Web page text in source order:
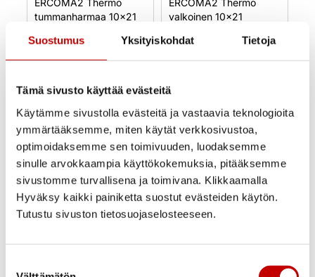
Suostumus Yksityiskohdat Tietoja
Tämä sivusto käyttää evästeitä
Käytämme sivustolla evästeitä ja vastaavia teknologioita
ymmärtääksemme, miten käytät verkkosivustoa,
optimoidaksemme sen toimivuuden, luodaksemme
sinulle arvokkaampia käyttökokemuksia, pitääksemme
sivustomme turvallisena ja toimivana. Klikkaamalla
Hyväksy kaikki painiketta suostut evästeiden käytön.
Tutustu sivuston tietosuojaselosteeseen.
tummanharmaa 10×21
1 090,00€ (alv 25.5%)
Uusi
Toimitusaika 1–3
arkipäivää
OSTA NYT
valkoinen 10×21
1 000,00
(alv 25.5%)
Uusi
Toimitusaika 1–3
arkipäivää
OSTA NYT